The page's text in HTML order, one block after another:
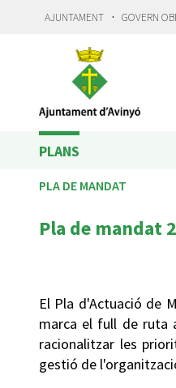
AJUNTAMENT · GOVERN
PLANS
PLA DE MANDAT
Pla de mandat
El Pla d'Actuació de
marca el full de ruta
racionalitzar les
gestió de